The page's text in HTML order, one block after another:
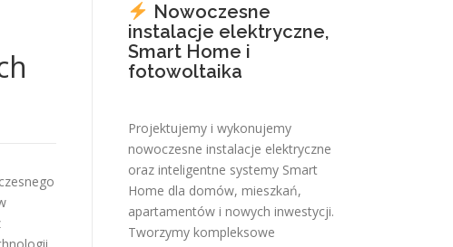
Nowoczesne
instalacje elektryczne,
Smart Home i
fotowoltaika
Projektujemy i wykonujemy
nowoczesne instalacje elektryczne
oraz inteligentne systemy Smart
Home dla domów, mieszkań,
apartamentów i nowych inwestycji.
Tworzymy kompleksowe